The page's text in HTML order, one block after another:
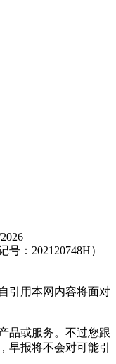
：202120748H）
引用本网内容将面对
品或服务。不过您跟
早报将不会对可能引